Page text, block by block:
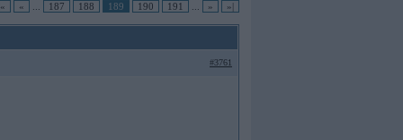
|« « 187 188 189 190 191 » »|
#3761